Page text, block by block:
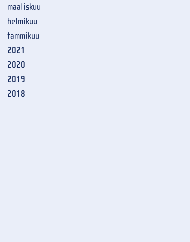
maaliskuu
helmikuu
tammikuu
2021
2020
2019
2018